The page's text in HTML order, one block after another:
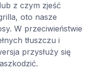
z czym zjeść
oto nasze
W przeciwieństwie
tłuszczu i
przysłuży się